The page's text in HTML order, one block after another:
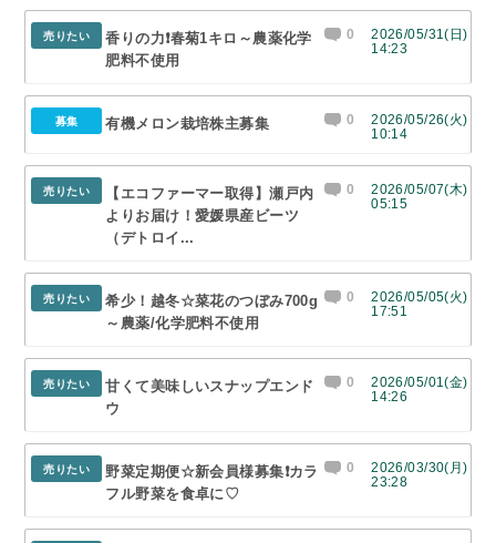
売りたい
香りの力❗春菊1キロ～農薬化学
肥料不使用
0
2026/05/31(日)
14:23
募集 有機メロン栽培株主募集 0
2026/05/26(火)
10:14
売りたい
【エコファーマー取得】瀬戸内
よりお届け！愛媛県産ビーツ
（デトロイ...
0
2026/05/07(木)
05:15
売りたい
希少！越冬☆菜花のつぼみ700g
～農薬/化学肥料不使用
0
2026/05/05(火)
17:51
売りたい
甘くて美味しいスナップエンド
ウ
0
2026/05/01(金)
14:26
売りたい
野菜定期便☆新会員様募集❗カラ
フル野菜を食卓に♡
0
2026/03/30(月)
23:28